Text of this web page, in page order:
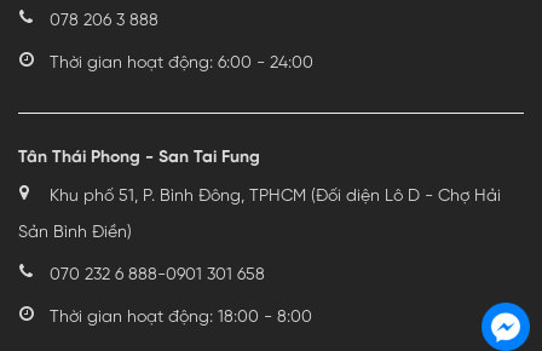
078 206 3 888
Thời gian hoạt động: 6:00 - 24:00
Tân Thái Phong - San Tai Fung
Khu phố 51, P. Bình Đông, TPHCM (Đối diện Lô D - Chợ Hải
Sản Bình Điền)
070 232 6 888-0901 301 658
Thời gian hoạt động: 18:00 - 8:00